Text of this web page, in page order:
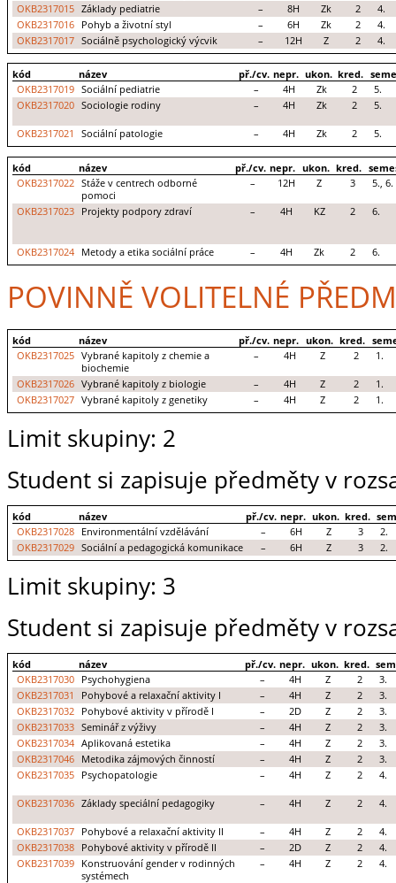
OKB2317015 Základy pediatrie – 8H Zk 2
4.
OKB2317016
Pohyb a životní styl – 6H Zk 2
4.
OKB2317017 Sociálně psychologický výcvik – 12H Z 2 4.
kód název př./cv. nepr. ukon. kred.
OKB2317019 Sociální pediatrie – 4H Zk 2
5.
OKB2317020 Sociologie rodiny – 4H Zk 2 5.
OKB2317021 Sociální patologie – 4H Zk 2 5.
kód název př./cv. nepr. ukon. kred.
OKB2317022 Stáže v centrech odborné
pomoci
– 12H Z 3 5., 6.
OKB2317023 Projekty podpory zdraví – 4H KZ 2 6.
OKB2317024 Metody a etika sociální práce – 4H Zk 2 6.
POVINNĚ VOLITELNÉ
kód název př./cv. nepr. ukon. kred.
OKB2317025 Vybrané kapitoly z chemie a
biochemie
– 4H Z 2 1.
OKB2317026 Vybrané kapitoly z biologie – 4H Z 2
1.
OKB2317027 Vybrané kapitoly z genetiky – 4H Z 2 1.
Limit skupiny: 2
Student si zapisuje předměty v
kód název př./cv. nepr. ukon. kred.
OKB2317028
Environmentální vzdělávání – 6H Z 3
2.
OKB2317029 Sociální a pedagogická komunikace – 6H Z 3 2.
Limit skupiny: 3
Student si zapisuje předměty v
kód název př./cv. nepr. ukon. kred.
OKB2317030
Psychohygiena – 4H Z 2
3.
OKB2317031
Pohybové a relaxační aktivity I – 4H Z 2
3.
OKB2317032
Pohybové aktivity v přírodě I – 2D Z 2
3.
OKB2317033 Seminář z výživy – 4H Z 2
3.
OKB2317034 Aplikovaná estetika – 4H Z 2
3.
OKB2317046
Metodika zájmových činností – 4H Z 2
3.
OKB2317035
Psychopatologie – 4H Z 2 4.
OKB2317036 Základy speciální pedagogiky – 4H Z 2 4.
OKB2317037 Pohybové a relaxační aktivity II – 4H Z 2
4.
OKB2317038
Pohybové aktivity v přírodě II – 2D Z 2
4.
OKB2317039
Konstruování gender v rodinných
systémech
– 4H Z 2 4.